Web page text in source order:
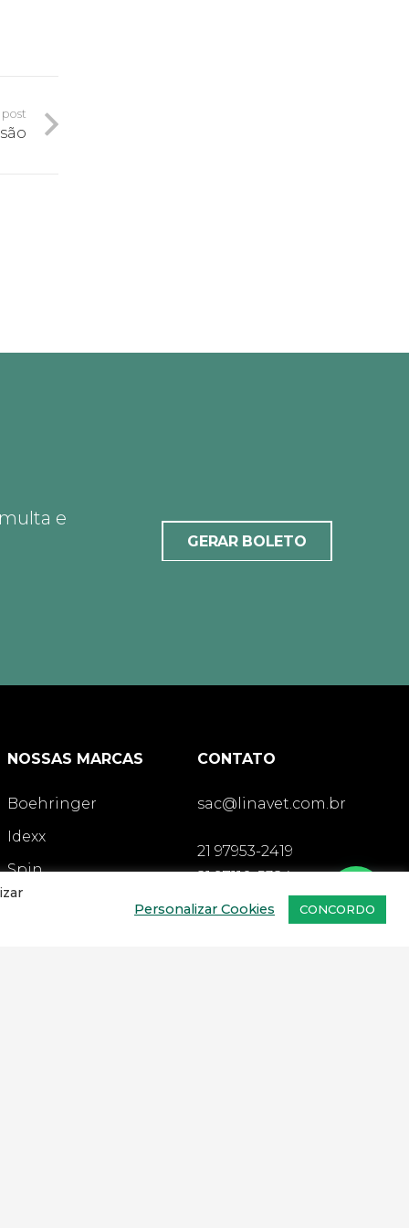
e
GERAR BOLETO
NOSSAS MARCAS
Boehringer
Idexx
Spin
Agener
CONTATO
sac@linavet.com.br
21 97953-2419
21 97110-5324
Personalizar Cookies CONCORDO